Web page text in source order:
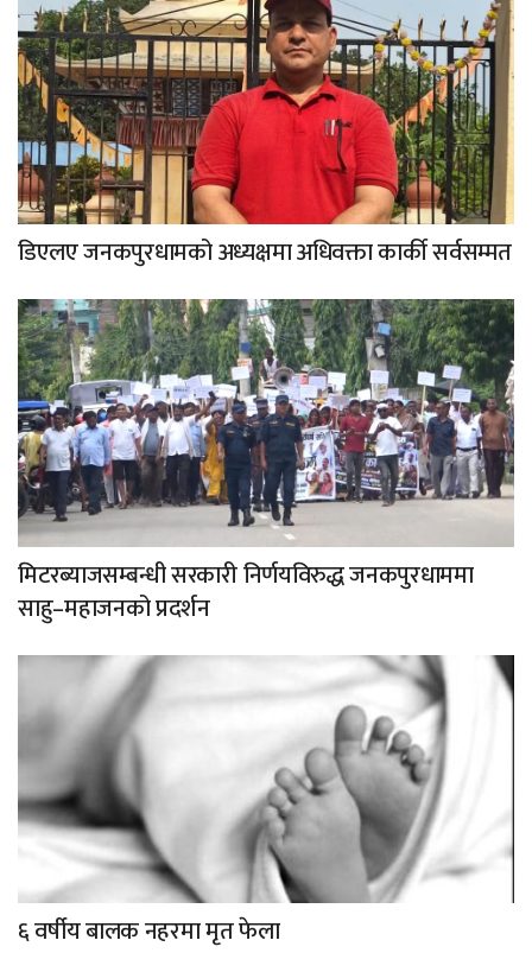
डिएलए जनकपुरधामको अध्यक्षमा अधिवक्ता कार्की सर्वसम्मत
मिटरब्याजसम्बन्धी सरकारी निर्णयविरुद्ध जनकपुरधाममा
साहु–महाजनको प्रदर्शन
६ वर्षीय बालक नहरमा मृत फेला